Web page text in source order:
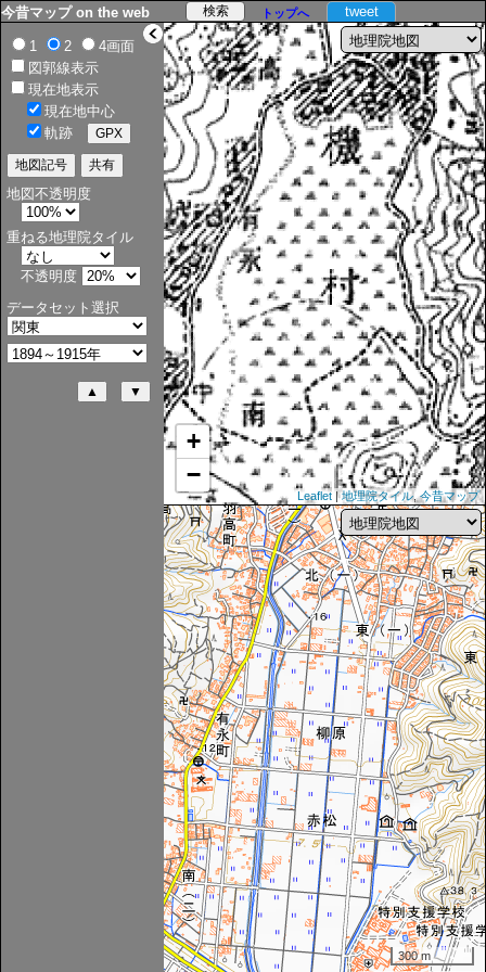
> tweet
今昔マップ on the web トップへ
+
−
Leaflet |地理院タイル ,今昔マップ
300 m
1 2
4画面
図郭線表示
現在地表示
現在地中心
軌跡
地図不透明度
重ねる地理院タイル
不透明度
データセット選択